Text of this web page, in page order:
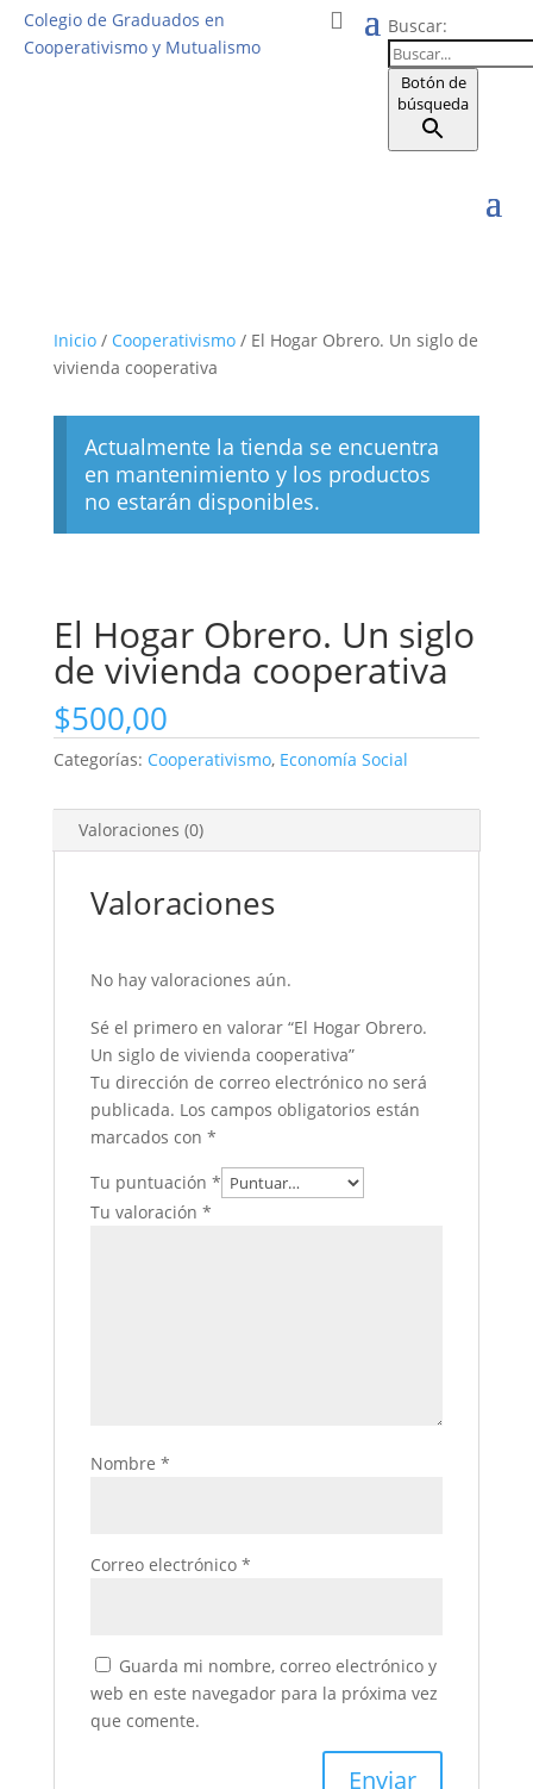
Colegio de Graduados en
Cooperativismo y Mutualismo
Buscar:
Botón de
búsqueda
Inicio/ Cooperativismo/ El Hogar Obrero. Un siglo de
vivienda cooperativa
Actualmente la tienda se encuentra
en mantenimiento y los productos
no estarán disponibles.
El Hogar Obrero. Un siglo
de vivienda cooperativa
$500,00
Categorías: Cooperativismo, Economía Social
Valoraciones (0)
Valoraciones
No hay valoraciones aún.
Sé el primero en valorar “El Hogar Obrero.
Un siglo de vivienda cooperativa”
Tu dirección de correo electrónico no será
publicada. Los campos obligatorios están
marcados con *
Tu puntuación *
Tu valoración *
Nombre *
Correo electrónico *
Guarda mi nombre, correo electrónico y
web en este navegador para la próxima vez
que comente.